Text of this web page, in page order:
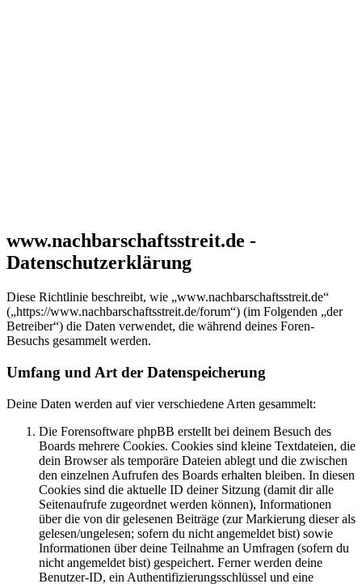
www.nachbarschaftsstreit.de -
Datenschutzerklärung
Diese Richtlinie beschreibt, wie „www.nachbarschaftsstreit.de“
(„https://www.nachbarschaftsstreit.de/forum“) (im Folgenden „der
Betreiber“) die Daten verwendet, die während deines Foren-
Besuchs gesammelt werden.
Umfang und Art der Datenspeicherung
Deine Daten werden auf vier verschiedene Arten gesammelt:
Die Forensoftware phpBB erstellt bei deinem Besuch des
Boards mehrere Cookies. Cookies sind kleine Textdateien, die
dein Browser als temporäre Dateien ablegt und die zwischen
den einzelnen Aufrufen des Boards erhalten bleiben. In diesen
Cookies sind die aktuelle ID deiner Sitzung (damit dir alle
Seitenaufrufe zugeordnet werden können), Informationen
über die von dir gelesenen Beiträge (zur Markierung dieser als
gelesen/ungelesen; sofern du nicht angemeldet bist) sowie
Informationen über deine Teilnahme an Umfragen (sofern du
nicht angemeldet bist) gespeichert. Ferner werden deine
Benutzer-ID, ein Authentifizierungsschlüssel und eine